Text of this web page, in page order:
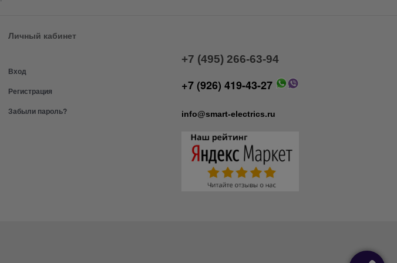
Личный кабинет
Вход
Регистрация
Забыли пароль?
+7 (495) 266-63-94
+7 (926) 419-43-27
info@smart-electrics.ru